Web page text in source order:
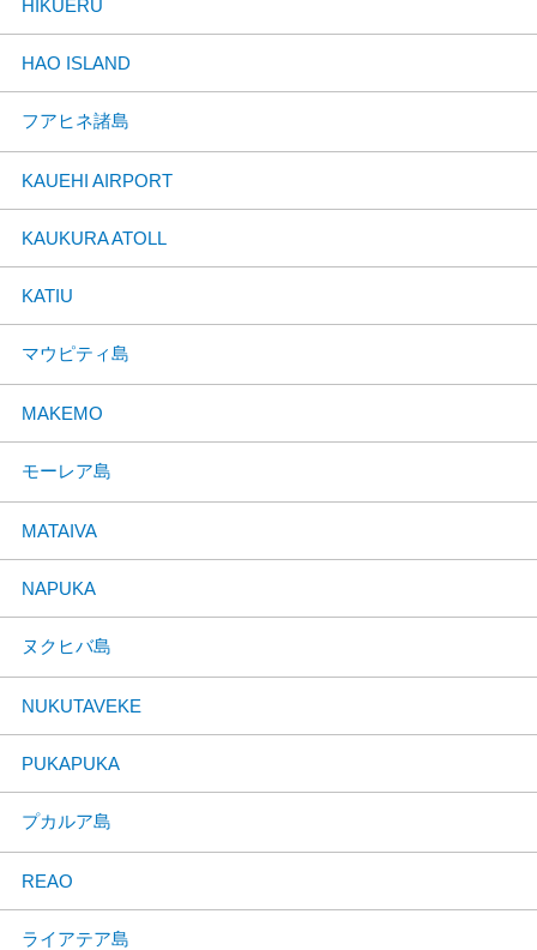
HIKUERU
HAO ISLAND
フアヒネ諸島
KAUEHI AIRPORT
KAUKURA ATOLL
KATIU
マウピティ島
MAKEMO
モーレア島
MATAIVA
NAPUKA
ヌクヒバ島
NUKUTAVEKE
PUKAPUKA
プカルア島
REAO
ライアテア島